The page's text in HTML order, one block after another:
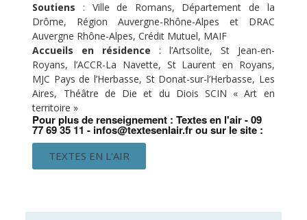
Soutiens : Ville de Romans, Département de la
Drôme, Région Auvergne-Rhône-Alpes et DRAC
Auvergne Rhône-Alpes, Crédit Mutuel, MAIF
Accueils en résidence : l’Artsolite, St Jean-en-
Royans, l’ACCR-La Navette, St Laurent en Royans,
MJC Pays de l’Herbasse, St Donat-sur-l’Herbasse, Les
Aires, Théâtre de Die et du Diois SCIN « Art en
territoire »
Pour plus de renseignement : Textes en l'air - 09
77 69 35 11 - infos@textesenlair.fr ou sur le site :
TEXTES EN L'AIR